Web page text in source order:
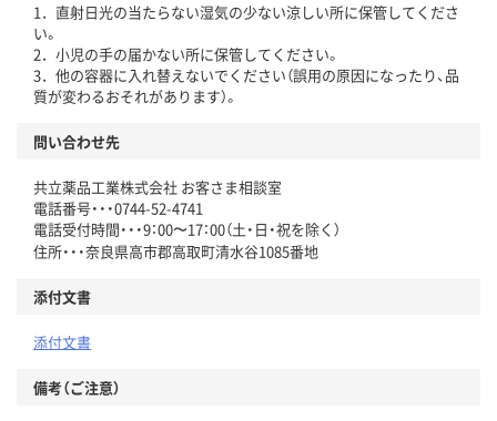
1．直射日光の当たらない湿気の少ない涼しい所に保管してくださ
い。
2．小児の手の届かない所に保管してください。
3．他の容器に入れ替えないでください（誤用の原因になったり、品
質が変わるおそれがあります）。
問い合わせ先
共立薬品工業株式会社 お客さま相談室
電話番号・・・0744-52-4741
電話受付時間・・・9：00〜17：00（土・日・祝を除く）
住所・・・奈良県高市郡高取町清水谷1085番地
添付文書
添付文書
備考（ご注意）